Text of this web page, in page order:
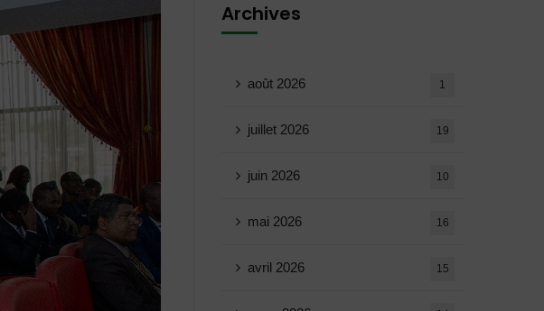
Archives
août 2026 1
juillet 2026 19
juin 2026 10
mai 2026 16
avril 2026 15